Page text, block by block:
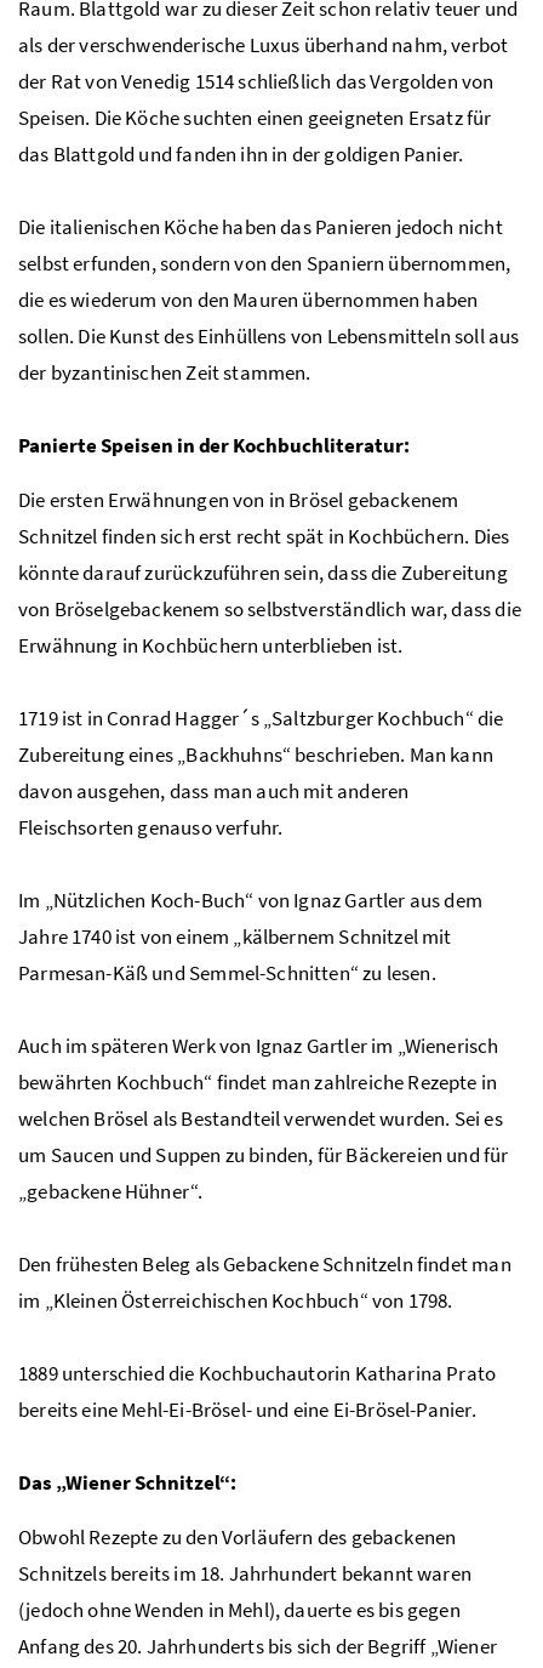
Raum. Blattgold war zu dieser Zeit schon relativ teuer und
als der verschwenderische Luxus überhand nahm, verbot
der Rat von Venedig 1514 schließlich das Vergolden von
Speisen. Die Köche suchten einen geeigneten Ersatz für
das Blattgold und fanden ihn in der goldigen Panier.
Die italienischen Köche haben das Panieren jedoch nicht
selbst erfunden, sondern von den Spaniern übernommen,
die es wiederum von den Mauren übernommen haben
sollen. Die Kunst des Einhüllens von Lebensmitteln soll aus
der byzantinischen Zeit stammen.
Panierte Speisen in der Kochbuchliteratur:
Die ersten Erwähnungen von in Brösel gebackenem
Schnitzel finden sich erst recht spät in Kochbüchern. Dies
könnte darauf zurückzuführen sein, dass die Zubereitung
von Bröselgebackenem so selbstverständlich war, dass die
Erwähnung in Kochbüchern unterblieben ist.
1719 ist in Conrad Hagger´s „Saltzburger Kochbuch“ die
Zubereitung eines „Backhuhns“ beschrieben. Man kann
davon ausgehen, dass man auch mit anderen
Fleischsorten genauso verfuhr.
Im „Nützlichen Koch-Buch“ von Ignaz Gartler aus dem
Jahre 1740 ist von einem „kälbernem Schnitzel mit
Parmesan-Käß und Semmel-Schnitten“ zu lesen.
Auch im späteren Werk von Ignaz Gartler im „Wienerisch
bewährten Kochbuch“ findet man zahlreiche Rezepte in
welchen Brösel als Bestandteil verwendet wurden. Sei es
um Saucen und Suppen zu binden, für Bäckereien und für
„gebackene Hühner“.
Den frühesten Beleg als Gebackene Schnitzeln findet man
im „Kleinen Österreichischen Kochbuch“ von 1798.
1889 unterschied die Kochbuchautorin Katharina Prato
bereits eine Mehl-Ei-Brösel- und eine Ei-Brösel-Panier.
Das „Wiener Schnitzel“:
Obwohl Rezepte zu den Vorläufern des gebackenen
Schnitzels bereits im 18. Jahrhundert bekannt waren
(jedoch ohne Wenden in Mehl), dauerte es bis gegen
Anfang des 20. Jahrhunderts bis sich der Begriff „Wiener